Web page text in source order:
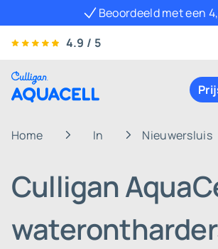
Beoordeeld met een
4.9 / 5
Home In Nieuwersluis
Culligan